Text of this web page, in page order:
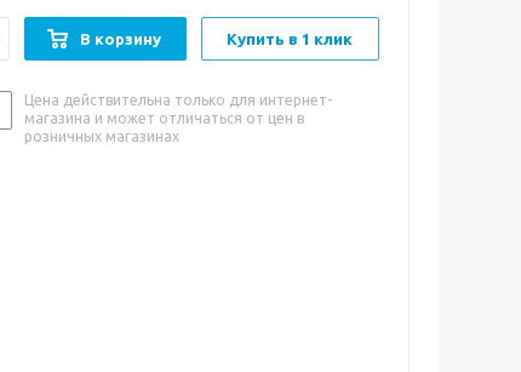
В корзину Купить в 1 клик
Цена действительна только для интернет-
магазина и может отличаться от цен в
розничных магазинах